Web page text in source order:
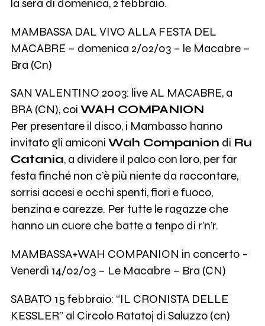
la sera di domenica, 2 febbraio.
MAMBASSA DAL VIVO ALLA FESTA DEL
MACABRE – domenica 2/02/03 – le Macabre –
Bra (Cn)
SAN VALENTINO 2003: live AL MACABRE, a
BRA (CN), coi WAH COMPANION
Per presentare il disco, i Mambasso hanno
invitato gli amiconi Wah Companion di Ru
Catania, a dividere il palco con loro, per far
festa finché non c’è più niente da raccontare,
sorrisi accesi e occhi spenti, fiori e fuoco,
benzina e carezze. Per tutte le ragazze che
hanno un cuore che batte a tenpo di r’n’r.
MAMBASSA+WAH COMPANION in concerto -
Venerdì 14/02/03 – Le Macabre – Bra (CN)
SABATO 15 febbraio: “IL CRONISTA DELLE
KESSLER” al Circolo Ratatoj di Saluzzo (cn)